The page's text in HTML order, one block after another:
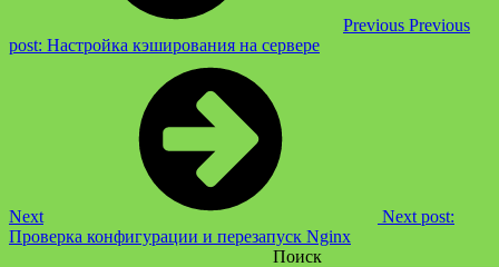
Previous Previous
post: Настройка кэширования на сервере
Next
Next post:
Проверка конфигурации и перезапуск Nginx
Поиск